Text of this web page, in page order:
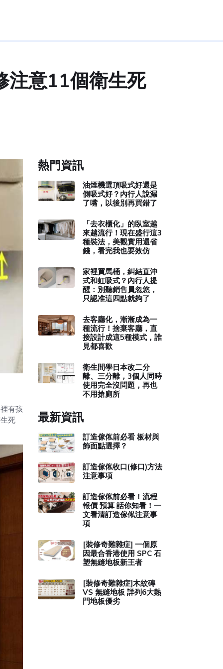
注意11個衛生死
有孩
死
熱門資訊
油煙機選頂吸式好還是
側吸式好？內行人說漏
了嘴，以後別再買錯了
「去衣櫃化」的臥室越
來越流行！現在盛行這3
種裝法，美觀實用還省
錢，看完我也要效仿
家裡買馬桶，糾結直沖
式和虹吸式？內行人提
醒：別聽銷售員忽悠，
只認准這四點就夠了
去客廳化，漸漸成為一
種流行！捨棄客廳，直
接設計成這5種模式，誰
見都喜歡
衛生間學日本改二分
離、三分離，3個人同時
使用完全沒問題，再也
不用搶廁所
最新資訊
訂造傢俬前必看 板材與
飾面點選擇？
訂造傢俬收口(修口)方法
注意事項
訂造傢俬前必看！流程
報價 預算 話你知看！一
文看清訂造傢俬注意事
項
[裝修奇難雜症] 一個原
因最合香港使用 SPC 石
塑無縫地板新王者
[裝修奇難雜症]木紋磚
VS 無縫地板 詳列6大熱
門地板優劣